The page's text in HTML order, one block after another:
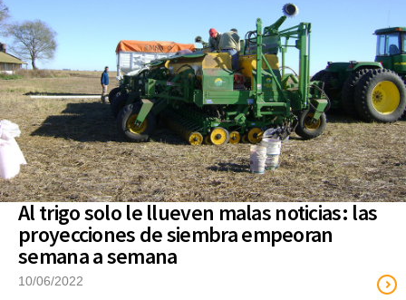
Al trigo solo le llueven malas noticias: las
proyecciones de siembra empeoran
semana a semana
10/06/2022